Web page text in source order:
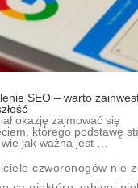
SEO – warto
okazję zajmować się
którego podstawę
jak ważna jest …
czworonogów nie